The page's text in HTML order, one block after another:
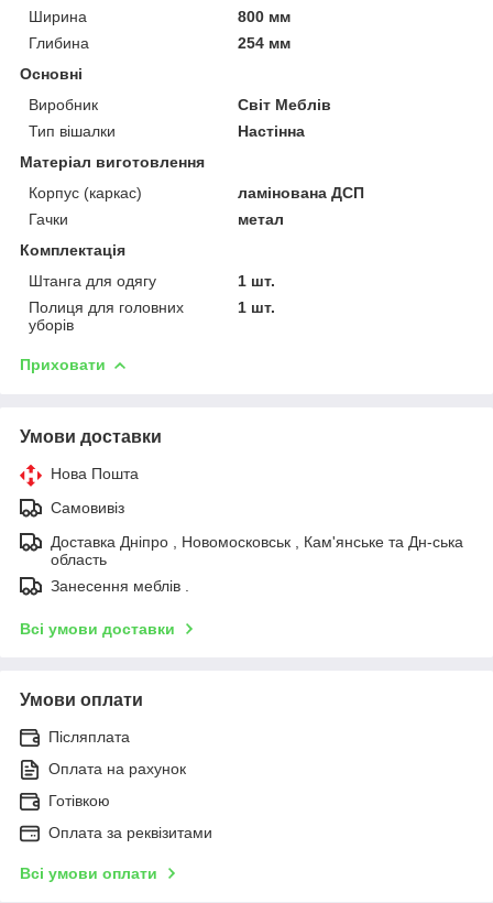
Ширина
800 мм
Глибина
254 мм
Основні
Виробник
Світ Меблів
Тип вішалки
Настінна
Матеріал виготовлення
Корпус (каркас)
ламінована ДСП
Гачки
метал
Комплектація
Штанга для одягу
1 шт.
Полиця для головних
уборів
1 шт.
Приховати
Умови доставки
Нова Пошта
Самовивіз
Доставка Дніпро , Новомосковськ , Кам'янське та Дн-ська
область
Занесення меблів .
Всі умови доставки
Умови оплати
Післяплата
Оплата на рахунок
Готівкою
Оплата за реквізитами
Всі умови оплати